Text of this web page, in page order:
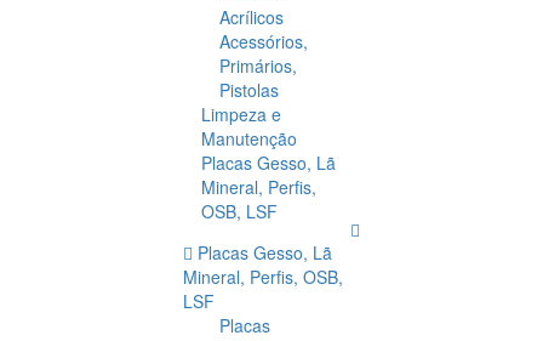
Acrílicos
Acessórios,
Primários,
Pistolas
Limpeza e
Manutenção
Placas Gesso, Lã
Mineral, Perfis,
OSB, LSF
Placas Gesso, Lã
Mineral, Perfis, OSB,
LSF
Placas